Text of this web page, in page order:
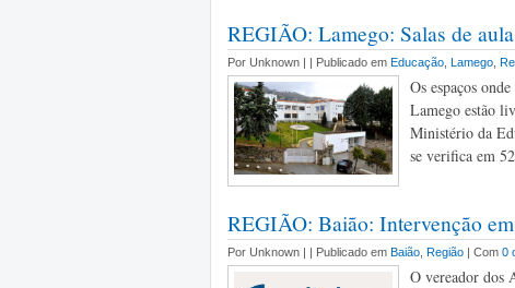
REGIÃO: Lamego: Salas de
Por Unknown | | Publicado em Educação Lamego
Os espaços
Lamego estão
Ministério da
se verifica em
REGIÃO: Baião: Intervenção
Por Unknown | | Publicado em Baião Região | Com 0
O vereador dos